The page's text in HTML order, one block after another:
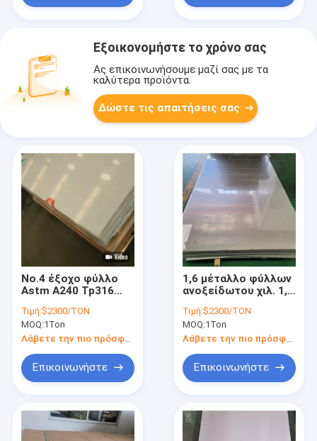
Εξοικονομήστε το χρόνο σας
Ας επικοινωνήσουμε μαζί σας με τα
καλύτερα προϊόντα.
Δώστε τις απαιτήσεις σας
No.4 έξοχο φύλλο
Astm A240 Tp316
3mm με τη
συσκευασία PVC
Τιμή:$2300/TON
MOQ:1Ton
Λάβετε την πιο πρόσφατη τιμή
Επικοινωνήστε
1,6 μέταλλο φύλλων
ανοξείδωτου χιλ. 1,5
τους τοίχους
κουζινών
Τιμή:$2300/TON
MOQ:1Ton
Επικοινωνήστε